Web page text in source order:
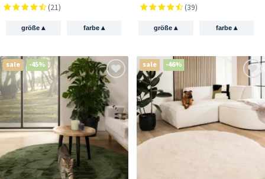
(21)
größe▴ farbe ▴
(39)
größe▴ farbe ▴
sale -45% sale -46%